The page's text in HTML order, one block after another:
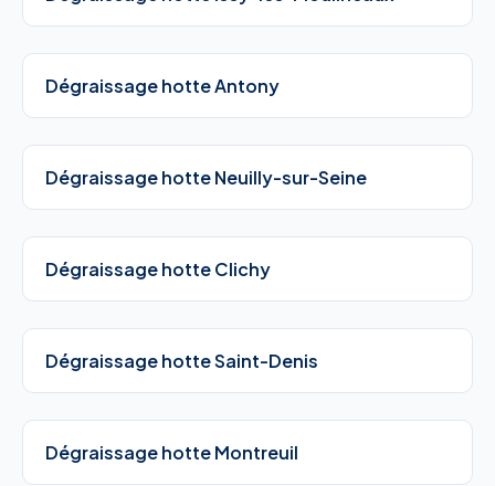
Dégraissage hotte Antony
Dégraissage hotte Neuilly-sur-Seine
Dégraissage hotte Clichy
Dégraissage hotte Saint-Denis
Dégraissage hotte Montreuil